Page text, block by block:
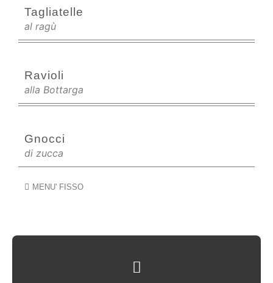
Tagliatelle
al ragù
Ravioli
alla Bottarga
Gnocci
di zucca
MENU' FISSO